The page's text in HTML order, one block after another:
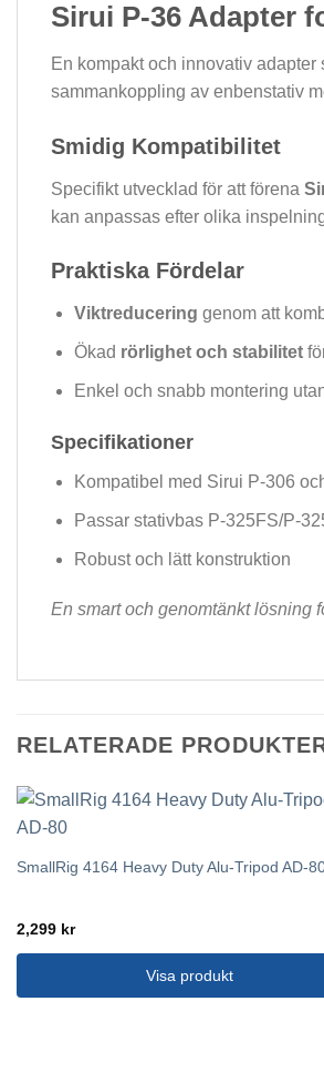
Sirui P-36 Adapter
En kompakt och innovativ
sammankoppling av enbenstativ
Smidig Kompatibilitet
Specifikt utvecklad för att förena
kan anpassas efter olika
Praktiska Fördelar
Viktreducering genom att
Ökad rörlighet och stabilitet
Enkel och snabb montering
Specifikationer
Kompatibel med Sirui P-306
Passar stativbas P-325FS/P-
Robust och lätt konstruktion
En smart och genomtänkt lösning
RELATERADE
SmallRig 4164 Heavy Duty Alu-Tripod AD-
2,299 kr
Visa produkt